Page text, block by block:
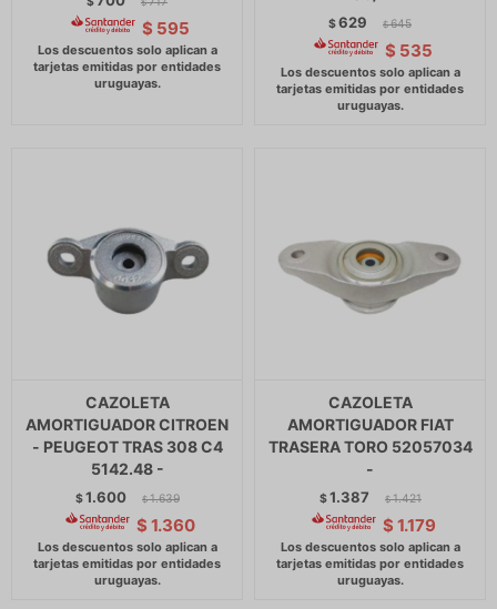
$
$ 595 $629 $ 645
$ 535
CAZOLETA
AMORTIGUADOR CITROEN
- PEUGEOT TRAS 308 C4
5142.48 -
$1.600 $ 1.639
$ 1.360
CAZOLETA
AMORTIGUADOR FIAT
TRASERA TORO 52057034
-
$1.387 $ 1.421
$ 1.179